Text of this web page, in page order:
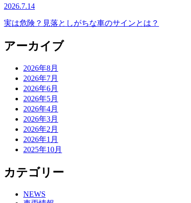
2026.7.14
実は危険？見落としがちな車のサインとは？
アーカイブ
2026年8月
2026年7月
2026年6月
2026年5月
2026年4月
2026年3月
2026年2月
2026年1月
2025年10月
カテゴリー
NEWS